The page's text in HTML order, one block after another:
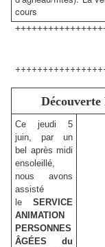
cours
Ce jeudi 5
juin, par un
bel après midi
ensoleillé,
nous avons
assisté
le SERVICE
ANIMATION
PERSONNES
ÂGÉES du